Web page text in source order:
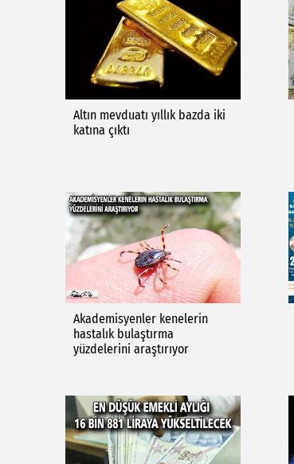
Altın mevduatı yıllık bazda iki
katına çıktı
Akademisyenler kenelerin
hastalık bulaştırma
yüzdelerini araştırıyor